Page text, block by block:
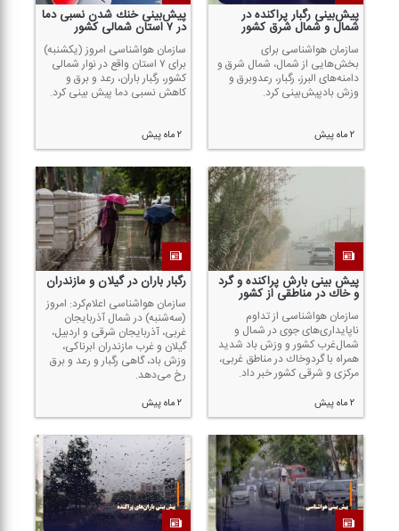
پیش‌بینی رگبار پراكنده در
شمال و شمال شرق كشور
سازمان هواشناسی برای
بخش‌هایی از شمال، شمال شرق و
دامنه‌های البرز، رگبار، رعدوبرق و
وزش بادپیش‌بینی كرد.
۲ ماه پیش
پیش‌بینی خنك شدن نسبی دما
در ۷ استان شمالی كشور
سازمان هواشناسی امروز (یكشنبه)
برای ۷ استان واقع در نوار شمالی
كشور، رگبار باران، رعد و برق و
كاهش نسبی دما پیش بینی كرد.
۲ ماه پیش
پیش بینی بارش پراكنده و گرد
و خاك در مناطقی از كشور
سازمان هواشناسی از تداوم
ناپایداری‌های جوی در شمال و
شمال‌غرب كشور و وزش باد شدید
همراه با گردوخاك در مناطق غربی،
مركزی و شرقی كشور خبر داد.
۲ ماه پیش
رگبار باران در گیلان و مازندران
سازمان هواشناسی اعلام‌كرد: امروز
(سه‌شنبه) در شمال آذربایجان
غربی، آذربایجان شرقی و اردبیل،
گیلان و غرب مازندران ابرناكی،
وزش باد، گاهی رگبار و رعد و برق
رخ می‌دهد.
۲ ماه پیش